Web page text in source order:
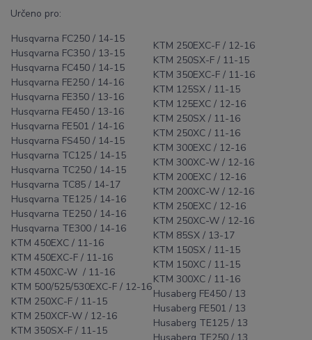
Určeno pro:
Husqvarna FC250 / 14-15
Husqvarna FC350 / 13-15
Husqvarna FC450 / 14-15
Husqvarna FE250 / 14-16
Husqvarna FE350 / 13-16
Husqvarna FE450 / 13-16
Husqvarna FE501 / 14-16
Husqvarna FS450 / 14-15
Husqvarna TC125 / 14-15
Husqvarna TC250 / 14-15
Husqvarna TC85 / 14-17
Husqvarna TE125 / 14-16
Husqvarna TE250 / 14-16
Husqvarna TE300 / 14-16
KTM 450EXC / 11-16
KTM 450EXC-F / 11-16
KTM 450XC-W / 11-16
KTM 500/525/530EXC-F / 12-16
KTM 250XC-F / 11-15
KTM 250XCF-W / 12-16
KTM 350SX-F / 11-15
KTM 250EXC-F / 12-16
KTM 250SX-F / 11-15
KTM 350EXC-F / 11-16
KTM 125SX / 11-15
KTM 125EXC / 12-16
KTM 250SX / 11-16
KTM 250XC / 11-16
KTM 300EXC / 12-16
KTM 300XC-W / 12-16
KTM 200EXC / 12-16
KTM 200XC-W / 12-16
KTM 250EXC / 12-16
KTM 250XC-W / 12-16
KTM 85SX / 13-17
KTM 150SX / 11-15
KTM 150XC / 11-15
KTM 300XC / 11-16
Husaberg FE450 / 13
Husaberg FE501 / 13
Husaberg TE125 / 13